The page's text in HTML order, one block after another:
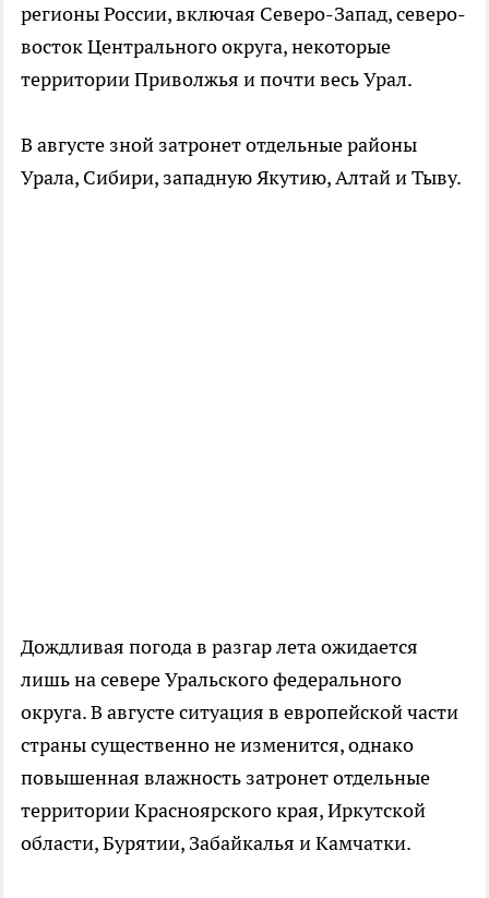
регионы России, включая Северо-Запад, северо-
восток Центрального округа, некоторые
территории Приволжья и почти весь Урал.
В августе зной затронет отдельные районы
Урала, Сибири, западную Якутию, Алтай и Тыву.
Дождливая погода в разгар лета ожидается
лишь на севере Уральского федерального
округа. В августе ситуация в европейской части
страны существенно не изменится, однако
повышенная влажность затронет отдельные
территории Красноярского края, Иркутской
области, Бурятии, Забайкалья и Камчатки.